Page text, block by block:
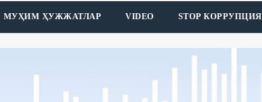
МУҲИМ ҲУЖЖАТЛАР VIDEO STOP КОРРУПЦИЯ